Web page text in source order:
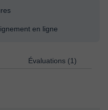
en ligne
Évaluations (1)